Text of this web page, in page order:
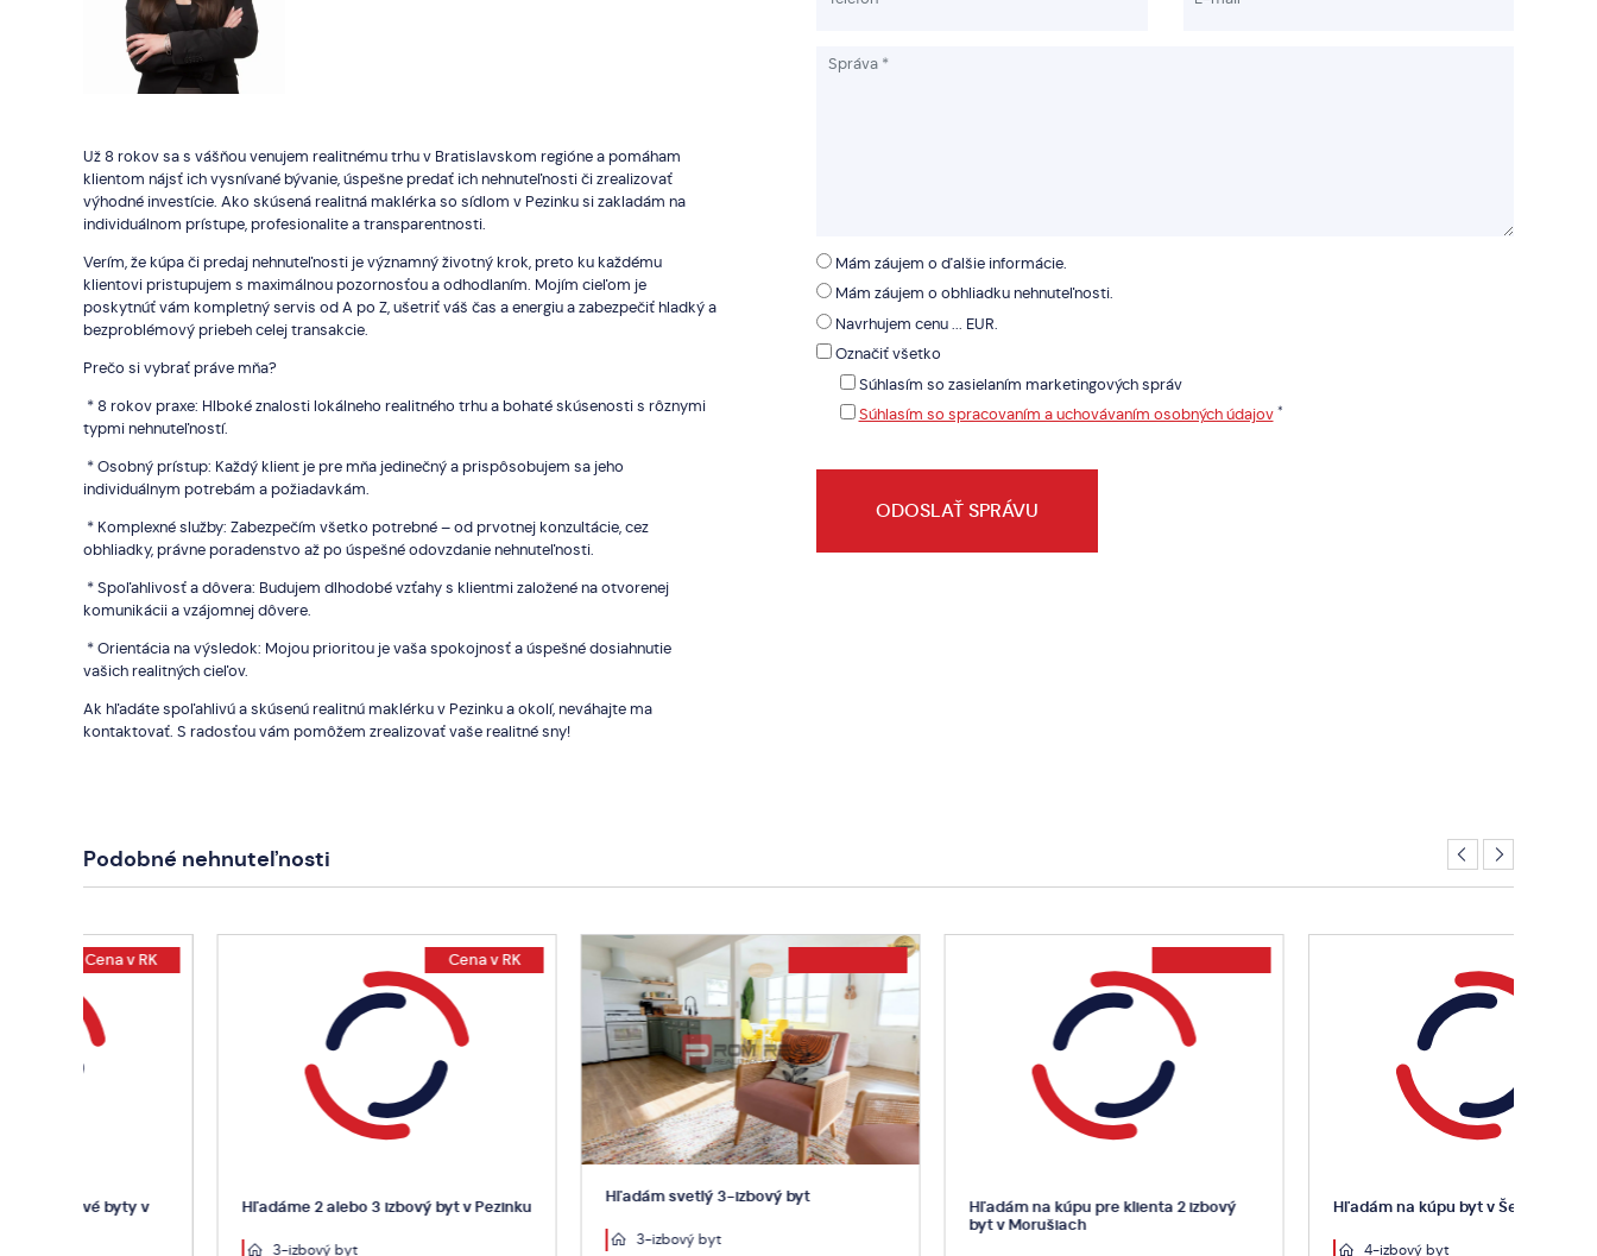
Už 8 rokov sa s vášňou venujem realitnému trhu v Bratislavskom regióne a pomáham
klientom nájsť ich vysnívané bývanie, úspešne predať ich nehnuteľnosti či zrealizovať
výhodné investície. Ako skúsená realitná maklérka so sídlom v Pezinku si zakladám na
individuálnom prístupe, profesionalite a transparentnosti.
Verím, že kúpa či predaj nehnuteľnosti je významný životný krok, preto ku každému
klientovi pristupujem s maximálnou pozornosťou a odhodlaním. Mojím cieľom je
poskytnúť vám kompletný servis od A po Z, ušetriť váš čas a energiu a zabezpečiť hladký a
bezproblémový priebeh celej transakcie.
Prečo si vybrať práve mňa?
* 8 rokov praxe: Hlboké znalosti lokálneho realitného trhu a bohaté skúsenosti s rôznymi
typmi nehnuteľností.
* Osobný prístup: Každý klient je pre mňa jedinečný a prispôsobujem sa jeho
individuálnym potrebám a požiadavkám.
* Komplexné služby: Zabezpečím všetko potrebné – od prvotnej konzultácie, cez
obhliadky, právne poradenstvo až po úspešné odovzdanie nehnuteľnosti.
* Spoľahlivosť a dôvera: Budujem dlhodobé vzťahy s klientmi založené na otvorenej
komunikácii a vzájomnej dôvere.
* Orientácia na výsledok: Mojou prioritou je vaša spokojnosť a úspešné dosiahnutie
vašich realitných cieľov.
Ak hľadáte spoľahlivú a skúsenú realitnú maklérku v Pezinku a okolí, neváhajte ma
kontaktovať. S radosťou vám pomôžem zrealizovať vaše realitné sny!
Mám záujem o ďalšie informácie.
Mám záujem o obhliadku nehnuteľnosti.
Navrhujem cenu ... EUR.
Označiť všetko
Súhlasím so zasielaním marketingových správ
Súhlasím so spracovaním a uchovávaním osobných údajov *
Podobné nehnuteľnosti
Hľadáme 2 alebo 3 izbový byt v Pezinku
Hľadám svetlý 3-izbový byt
Hľadám na kúpu pre klienta 2 izbový
Hľadám na kúpu byt v Šenkviciach